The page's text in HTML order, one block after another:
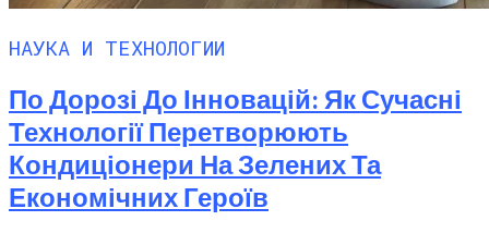
НАУКА И ТЕХНОЛОГИИ
По Дорозі До Інновацій: Як Сучасні
Технології Перетворюють
Кондиціонери На Зелених Та
Економічних Героїв